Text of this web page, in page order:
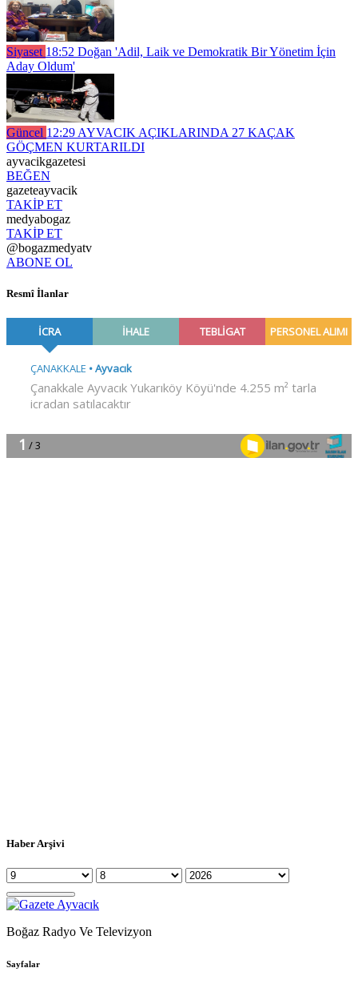
Siyaset 18:52 Doğan 'Adil, Laik ve Demokratik Bir Yönetim İçin
Aday Oldum'
Güncel 12:29 AYVACIK AÇIKLARINDA 27 KAÇAK
GÖÇMEN KURTARILDI
ayvacikgazetesi
BEĞEN
gazeteayvacik
TAKİP ET
medyabogaz
TAKİP ET
@bogazmedyatv
ABONE OL
Resmî İlanlar
Haber Arşivi
Boğaz Radyo Ve Televizyon
Sayfalar